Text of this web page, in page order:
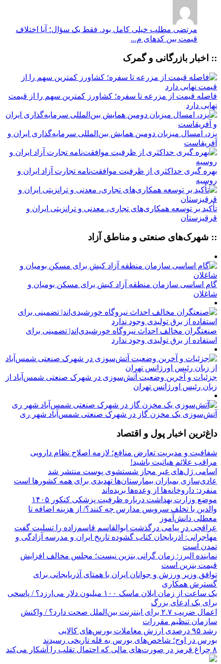
مرتضی مطلب خیلی کامل بود. فقط یک سؤال؛ آیا اختلاف
قیمت بین کدهای م...
:: اخبار بازرگانی و گمرک
فاصله قیمت از مزرعه تا سفره؛ کشاورز کمترین سهم را از قیمت
نهایی دارد
یزد، امسال میزبان دومین همایش بین‌المللی سرمایه‌گذاری ایران و
آفریقاست
بهره گیری حداکثری از ظرفیت موافقت‌نامه تجارت آزاد ایران و
روسیه
تأکید بر توسعه همکاری‌های تجاری، معدنی و ترانزیتی ایران و
قرقیزستان
:: شهرک‌های صنعتی و مناطق آزاد
گام اساسی سازمان منطقه آزاد کیش برای مسکن بومیان و
شاغلان
صنعتگران مخالف احداث نیروگاه خورشیدی‌اند| تضمینی برای
استفاده از برق تولیدی وجود ندارد
جزئیات و آخرین وضعیت آتش‌سوزی در شهرک صنعتی شمس‌آباد از
زبان رئیس اورژانس تهران
آتش‌سوزی یک مخزن گاز در شهرک صنعتی شمس‌آباد شهر ری
داغ‌ترین اخبار پول و اقتصاد
شفافیت و مدیریت تعارض منافع؛ لازمه اصلاح نظام دارویی
مراقب علائم هپاتیت باشید!
اسامی ژل‌های غیر مجاز شستشوی پوست منتشر شد
عادی‌سازی بمباران بیمارستان‌ها تهدیدی برای همه کشورها است
منفرد: داروخانه‌ها از وعده‌ها بریده‌اند
موضع وزارت بهداشت درباره ظرفیت پزشکی کنکور ۱۴۰۵
والدین با تخلف سرویس مدارس چه کنند؟/ از هزینه اضافه تا
معطلی دانش‌آموز
عراقچی در پیامی درگذشت ابوالقاسم قاسم‌زاده را تسلیت گفت
مهاجرانی: آذربایجان کتاب گشوده تاریخ ایران و مدرسه آزادگی و
تمدن است
نماینده البرز: زمان گرانی بنزین نیست؛ مجلس مخالف افزایش
قیمت بنزین است
توافق وزیر ورزش و جوانان ایران با همتای آذربایجانی برای
گسترش همکاری
یک ساعت از زمان ایلان ماسک ۱۰۰ میلیون دلار می‌ارزد؟ / پاسخی
برای یک ادعای بزرگ
اعمال ضریب ۲.۷ برای اینترنت بین‌الملل صحت دارد؟ / واکنش
سازمان تنظیم مقررات
رشد ۹۵ درصدی ارزش معاملات بورس‌های کالایی
بورس در اوج؛ شاخص‌های بورس به قله تاریخی رسیدند
۸ چراغ قرمز در صورت‌های مالی که احتمال تقلب را آشکار می‌کند